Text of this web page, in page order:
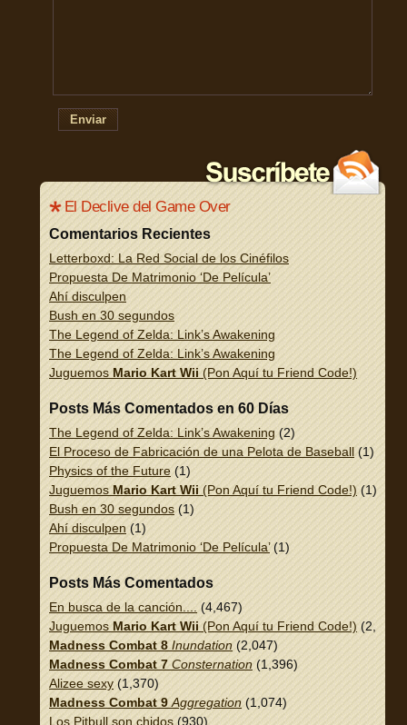
Enviar
El Declive del Game Over
Comentarios Recientes
Letterboxd: La Red Social de los Cinéfilos
Propuesta De Matrimonio ‘De Película’
Ahí disculpen
Bush en 30 segundos
The Legend of Zelda: Link’s Awakening
The Legend of Zelda: Link’s Awakening
Juguemos Mario Kart Wii (Pon Aquí tu Friend Code!)
Posts Más Comentados en 60 Días
The Legend of Zelda: Link’s Awakening (2)
El Proceso de Fabricación de una Pelota de Baseball (1)
Physics of the Future (1)
Juguemos Mario Kart Wii (Pon Aquí tu Friend Code!) (1)
Bush en 30 segundos (1)
Ahí disculpen (1)
Propuesta De Matrimonio ‘De Película’(1)
Posts Más Comentados
En busca de la canción.... (4,467)
Juguemos Mario Kart Wii (Pon Aquí tu Friend Code!) (2,337)
Madness Combat 8 Inundation (2,047)
Madness Combat 7 Consternation (1,396)
Alizee sexy (1,370)
Madness Combat 9 Aggregation (1,074)
Los Pitbull son chidos (930)